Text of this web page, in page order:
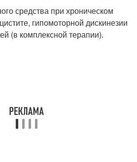
средства при хроническом
гипомоторной дискинезии
(в комплексной терапии).